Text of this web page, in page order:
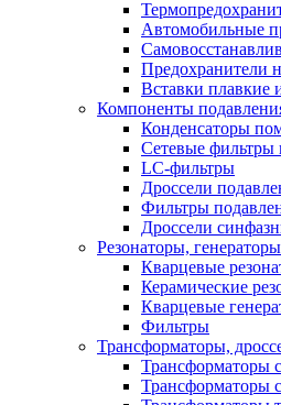
Автомобильные
Предохранители
Вставки плавкие
Компоненты
Конденсаторы
Сетевые
LC-фильтры
Дроссели
Фильтры
Дроссели
Резонаторы,
Кварцевые
Керамические
Кварцевые
Фильтры
Трансформаторы,
Трансформаторы
Трансформаторы